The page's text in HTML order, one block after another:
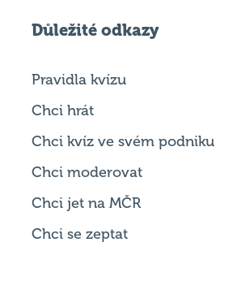
Důležité odkazy
Pravidla kvízu
Chci hrát
Chci kvíz ve svém podniku
Chci moderovat
Chci jet na MČR
Chci se zeptat